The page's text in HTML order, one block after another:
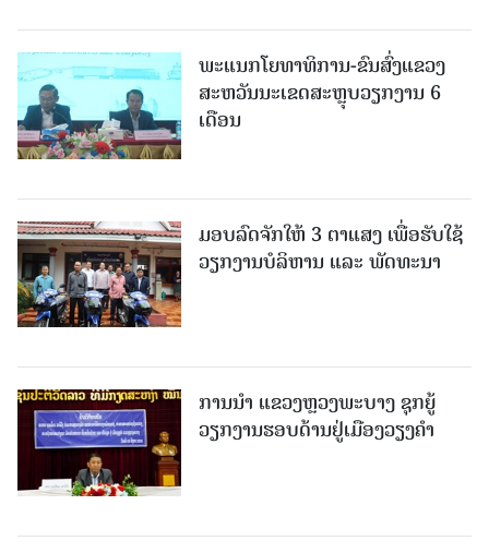
ພະແນກໂຍທາທິການ-ຂົນສົ່ງແຂວງ
ສະຫວັນນະເຂດສະຫຼຸບວຽກງານ 6
ເດືອນ
ມອບລົດຈັກໃຫ້ 3 ຕາແສງ ເພື່ອຮັບໃຊ້
ວຽກງານບໍລິຫານ ແລະ ພັດທະນາ
ການນຳ ແຂວງຫຼວງພະບາງ ຊຸກຍູ້
ວຽກງານຮອບດ້ານຢູ່ເມືອງວຽງຄໍາ